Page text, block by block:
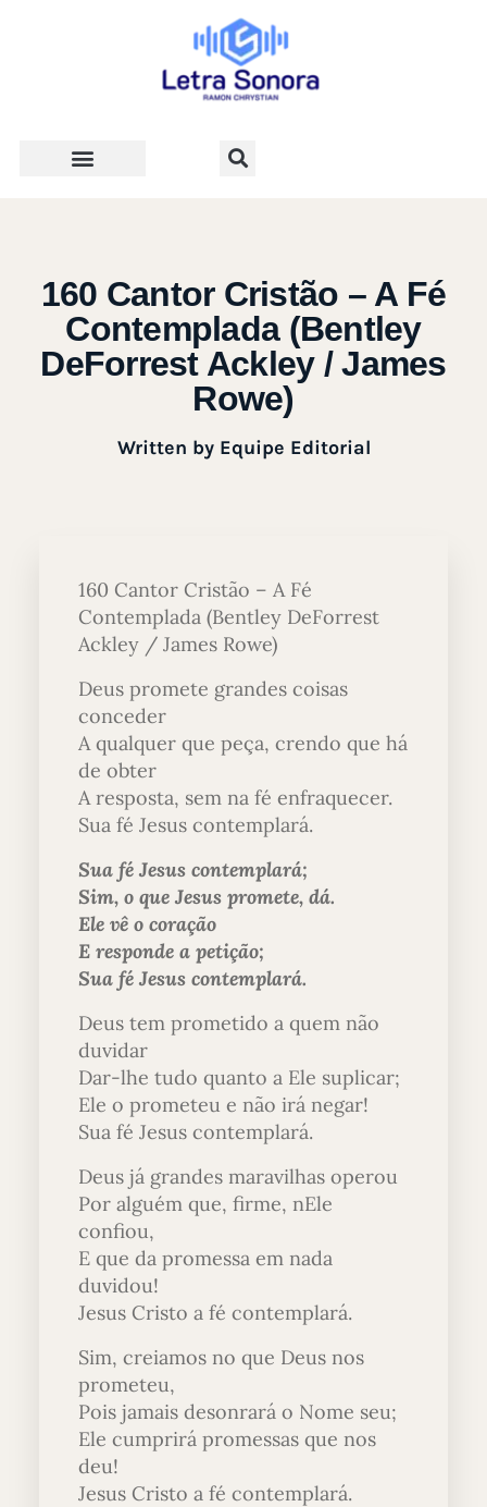
160 Cantor Cristão – A Fé
Contemplada (Bentley
DeForrest Ackley / James
Rowe)
Written byEquipe Editorial
160 Cantor Cristão – A Fé
Contemplada (Bentley DeForrest
Ackley / James Rowe)
Deus promete grandes coisas
conceder
A qualquer que peça, crendo que há
de obter
A resposta, sem na fé enfraquecer.
Sua fé Jesus contemplará.
Sua fé Jesus contemplará;
Sim, o que Jesus promete, dá.
Ele vê o coração
E responde a petição;
Sua fé Jesus contemplará.
Deus tem prometido a quem não
duvidar
Dar-lhe tudo quanto a Ele suplicar;
Ele o prometeu e não irá negar!
Sua fé Jesus contemplará.
Deus já grandes maravilhas operou
Por alguém que, firme, nEle
confiou,
E que da promessa em nada
duvidou!
Jesus Cristo a fé contemplará.
Sim, creiamos no que Deus nos
prometeu,
Pois jamais desonrará o Nome seu;
Ele cumprirá promessas que nos
deu!
Jesus Cristo a fé contemplará.